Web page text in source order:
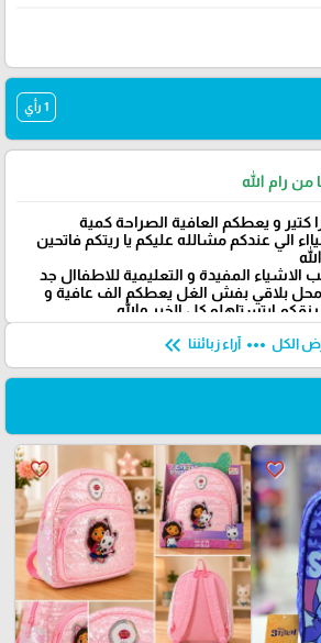
1 رأي
من رام الله
كتير و يعطكم العافية الصراحة كمية
الي عندكم مشالله عليكم يا ريتكم فاتحين
الاشياء المفيدة و التعليمية للاطفاال جد
بلاقي بفش الغل يعطكم الف عافية و
ابتستاهلو كل الخير والله
الكل more_horiz آراء زبائننا keyboard_double_arrow_left
favorite_border
favorite_border